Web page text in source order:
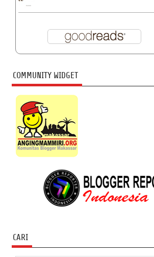
COMMUNITY WIDGET
CARI